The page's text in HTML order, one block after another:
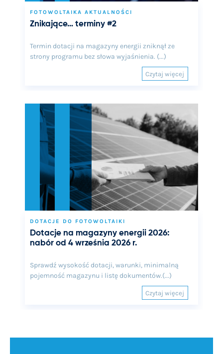
FOTOWOLTAIKA AKTUALNOŚCI
Znikające… terminy #2
Termin dotacji na magazyny energii zniknął ze
strony programu bez słowa wyjaśnienia. (...)
Czytaj więcej
DOTACJE DO FOTOWOLTAIKI
Dotacje na magazyny energii 2026:
nabór od 4 września 2026 r.
Sprawdź wysokość dotacji, warunki, minimalną
pojemność magazynu i listę dokumentów.(...)
Czytaj więcej